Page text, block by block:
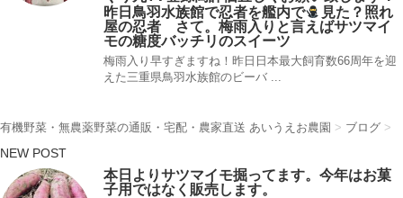
昨日鳥羽水族館で忍者を艦内で
見た？照れ
屋の忍者 さて。梅雨入りと言えばサツマイ
モの糖度バッチリのスイーツ
梅雨入り早すぎますね！昨日日本最大飼育数66周年を迎
えた三重県鳥羽水族館のビーバ ...
有機野菜・無農薬野菜の通販・宅配・農家直送 あいうえお農園 > ブログ >
NEW POST
本日よりサツマイモ掘ってます。今年はお菓
子用ではなく販売します。